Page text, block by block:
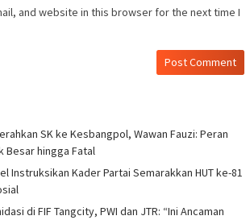
and website in this browser for the next time I
SK ke Kesbangpol, Wawan Fauzi: Peran
Besar hingga Fatal
Instruksikan Kader Partai Semarakkan HUT ke-81
di FIF Tangcity, PWI dan JTR: “Ini Ancaman